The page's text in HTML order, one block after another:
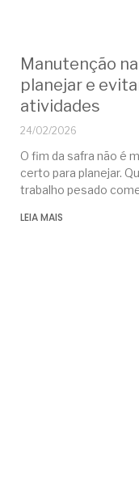
Manutenção
planejar e
atividades
24/02/2026
O fim da safra não é
certo para planejar.
trabalho pesado
LEIA MAIS